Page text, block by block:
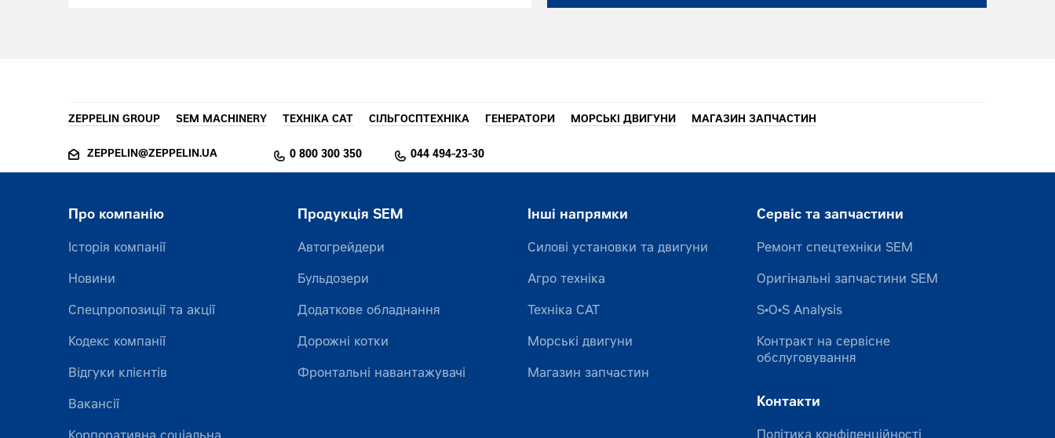
ZEPPELIN GROUP SEM MACHINERY ТЕХНІКА CAT СІЛЬГОСПТЕХНІКА ГЕНЕРАТОРИ МОРСЬКІ ДВИГУНИ МАГАЗИН ЗАПЧАСТИН
ZEPPELIN@ZEPPELIN.UA 0 800 300 350 044 494-23-30
Про компанію
Історія компанії
Новини
Спецпропозиції та акції
Кодекс компанії
Відгуки клієнтів
Вакансії
Продукція SEM
Автогрейдери
Бульдозери
Додаткове обладнання
Дорожні котки
Фронтальні навантажувачі
Інші напрямки
Силові установки та двигуни
Агро техніка
Техніка CAT
Морські двигуни
Магазин запчастин
Сервіс та запчастини
Ремонт спецтехніки SEM
Оригінальні запчастини SEM
S•O•S Analysis
Контракт на сервісне
обслуговування
Контакти